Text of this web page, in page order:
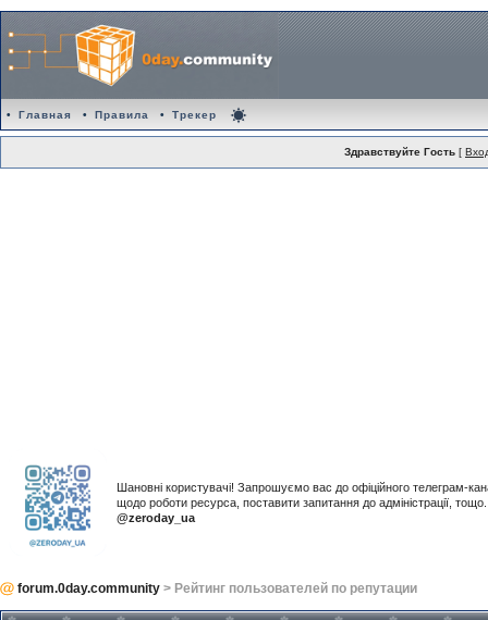
• Главная • Правила • Трекер
Здравствуйте Гость [
Шановні користувачі! Запрошуємо вас до офіційного телеграм-
щодо роботи ресурса, поставити запитання до адміністрації,
@zeroday_ua
forum.0day.community > Рейтинг пользователей по репутации